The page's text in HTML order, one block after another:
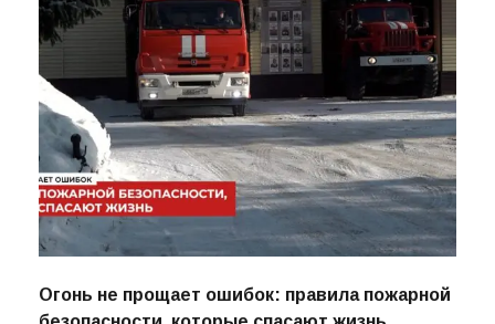
Огонь не прощает ошибок: правила пожарной